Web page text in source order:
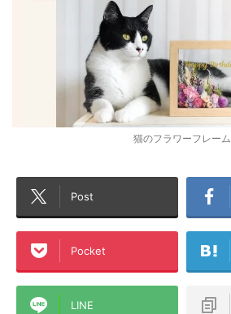
猫のフラワーフレーム
Post
Pocket
LINE